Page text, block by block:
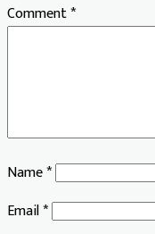
Comment*
Name*
Email*